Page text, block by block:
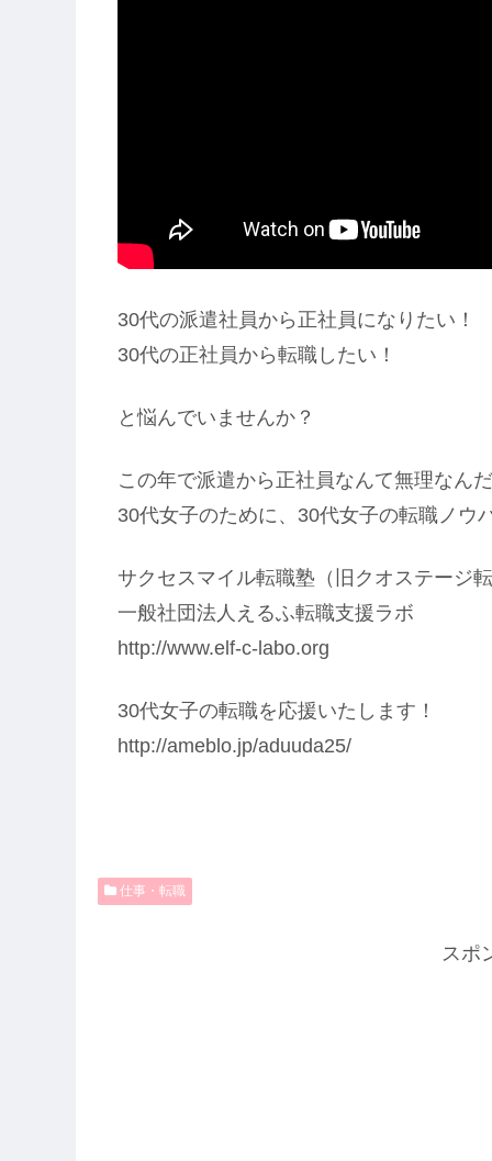
30代の派遣社員から正社員になりたい！
30代の正社員から転職したい！
と悩んでいませんか？
この年で派遣から正社員なんて無理なん
30代女子のために、30代女子の転職ノウ
サクセスマイル転職塾（旧クオステージ
一般社団法人えるふ転職支援ラボ
http://www.elf-c-labo.org
30代女子の転職を応援いたします！
http://ameblo.jp/aduuda25/
仕事・転職
スポ